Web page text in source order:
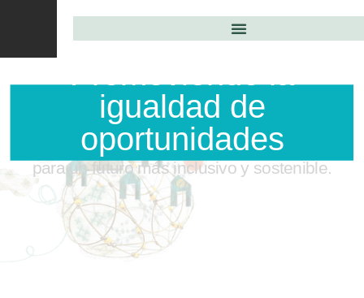
igualdad de
oportunidades
para un futuro más inclusivo y sostenible.